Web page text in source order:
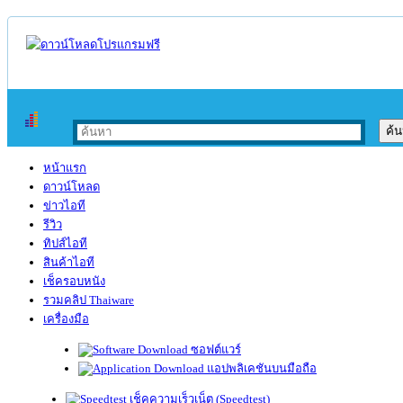
หน้าแรก
ดาวน์โหลด
ข่าวไอที
รีวิว
ทิปส์ไอที
สินค้าไอที
เช็ครอบหนัง
รวมคลิป Thaiware
เครื่องมือ
ซอฟต์แวร์
แอปพลิเคชันบนมือถือ
เช็คความเร็วเน็ต (Speedtest)